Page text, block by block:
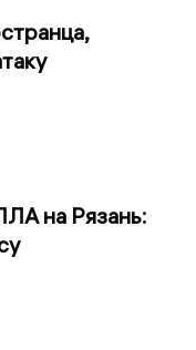
на Рязань: